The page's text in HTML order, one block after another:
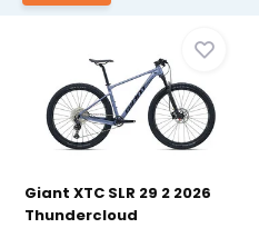
Giant XTC SLR 29 2 2026
Thundercloud